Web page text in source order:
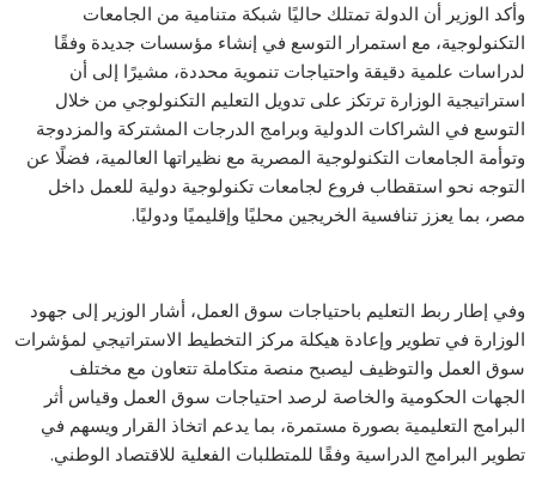
وأكد الوزير أن الدولة تمتلك حاليًا شبكة متنامية من الجامعات
التكنولوجية، مع استمرار التوسع في إنشاء مؤسسات جديدة وفقًا
لدراسات علمية دقيقة واحتياجات تنموية محددة، مشيرًا إلى أن
استراتيجية الوزارة ترتكز على تدويل التعليم التكنولوجي من خلال
التوسع في الشراكات الدولية وبرامج الدرجات المشتركة والمزدوجة
وتوأمة الجامعات التكنولوجية المصرية مع نظيراتها العالمية، فضلًا عن
التوجه نحو استقطاب فروع لجامعات تكنولوجية دولية للعمل داخل
مصر، بما يعزز تنافسية الخريجين محليًا وإقليميًا ودوليًا.
وفي إطار ربط التعليم باحتياجات سوق العمل، أشار الوزير إلى جهود
الوزارة في تطوير وإعادة هيكلة مركز التخطيط الاستراتيجي لمؤشرات
سوق العمل والتوظيف ليصبح منصة متكاملة تتعاون مع مختلف
الجهات الحكومية والخاصة لرصد احتياجات سوق العمل وقياس أثر
البرامج التعليمية بصورة مستمرة، بما يدعم اتخاذ القرار ويسهم في
تطوير البرامج الدراسية وفقًا للمتطلبات الفعلية للاقتصاد الوطني.